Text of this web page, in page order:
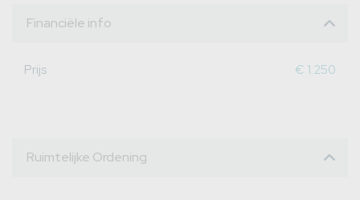
Financiële info
Prijs € 1.250
Ruimtelijke Ordening